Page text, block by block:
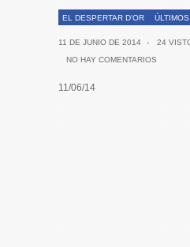
EL DESPERTAR D'OR
11 DE JUNIO DE 2014 - 24
NO HAY COMENTARIOS
11/06/14